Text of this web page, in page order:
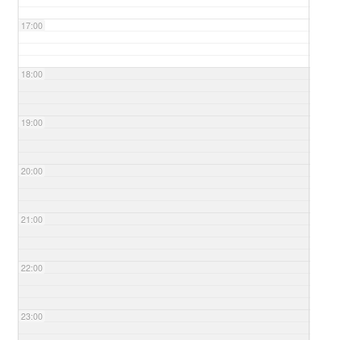
17:00
18:00
19:00
20:00
21:00
22:00
23:00